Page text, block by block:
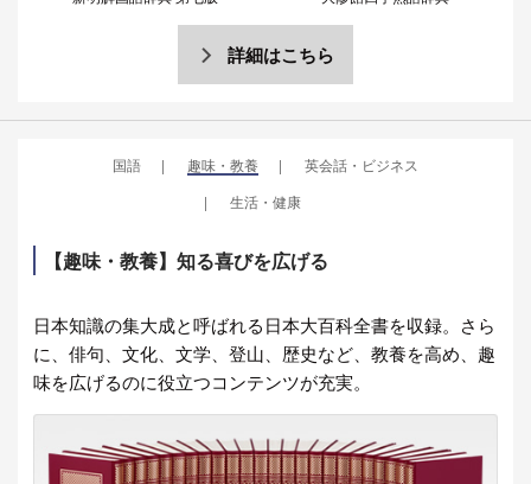
詳細はこちら
国語 趣味・教養
英会話・ビジネス
生活・健康
【趣味・教養】知る喜びを広げる
日本知識の集大成と呼ばれる日本大百科全書を収録。さら
に、俳句、文化、文学、登山、歴史など、教養を高め、趣
味を広げるのに役立つコンテンツが充実。